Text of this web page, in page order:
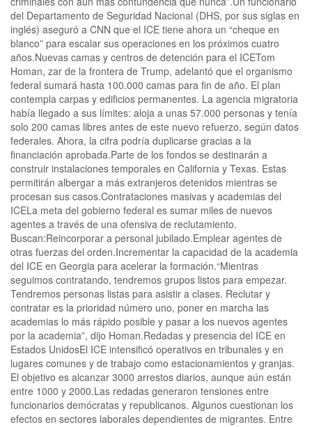
del Departamento de Seguridad Nacional (DHS, por sus siglas en
inglés) aseguró a CNN que el ICE tiene ahora un “cheque en
blanco” para escalar sus operaciones en los próximos cuatro
años.Nuevas camas y centros de detención para el ICETom
Homan, zar de la frontera de Trump, adelantó que el organismo
federal sumará hasta 100.000 camas para fin de año. El plan
contempla carpas y edificios permanentes. La agencia migratoria
había llegado a sus límites: aloja a unas 57.000 personas y tenía
solo 200 camas libres antes de este nuevo refuerzo, según datos
federales. Ahora, la cifra podría duplicarse gracias a la
financiación aprobada.Parte de los fondos se destinarán a
construir instalaciones temporales en California y Texas. Estas
permitirán albergar a más extranjeros detenidos mientras se
procesan sus casos.Contrataciones masivas y academias del
ICELa meta del gobierno federal es sumar miles de nuevos
agentes a través de una ofensiva de reclutamiento.
Buscan:Reincorporar a personal jubilado.Emplear agentes de
otras fuerzas del orden.Incrementar la capacidad de la academia
del ICE en Georgia para acelerar la formación.“Mientras
seguimos contratando, tendremos grupos listos para empezar.
Tendremos personas listas para asistir a clases. Reclutar y
contratar es la prioridad número uno, poner en marcha las
academias lo más rápido posible y pasar a los nuevos agentes
por la academia”, dijo Homan.Redadas y presencia del ICE en
Estados UnidosEl ICE intensificó operativos en tribunales y en
lugares comunes y de trabajo como estacionamientos y granjas.
El objetivo es alcanzar 3000 arrestos diarios, aunque aún están
entre 1000 y 2000.Las redadas generaron tensiones entre
funcionarios demócratas y republicanos. Algunos cuestionan los
efectos en sectores laborales dependientes de migrantes. Entre